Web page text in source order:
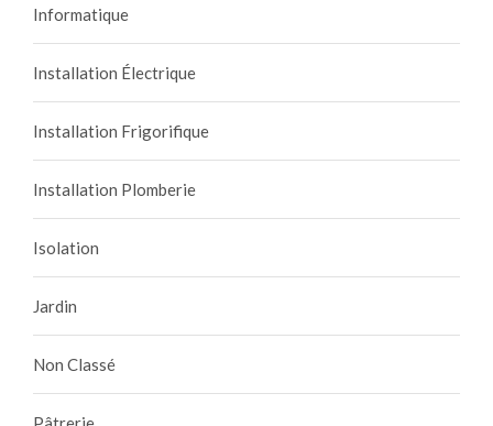
Informatique
Installation Électrique
Installation Frigorifique
Installation Plomberie
Isolation
Jardin
Non Classé